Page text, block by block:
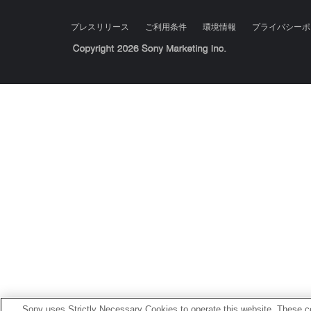
プレスリリース ご利用条件 環境情報 プライバシー
Sony Corporation, Sony Marketing Inc.